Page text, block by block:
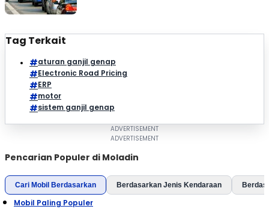
Tag Terkait
aturan ganjil genap
Electronic Road Pricing
ERP
motor
sistem ganjil genap
Pencarian Populer di Moladin
Cari Mobil Berdasarkan Berdasarkan Jenis Kendaraan
Mobil Paling Populer